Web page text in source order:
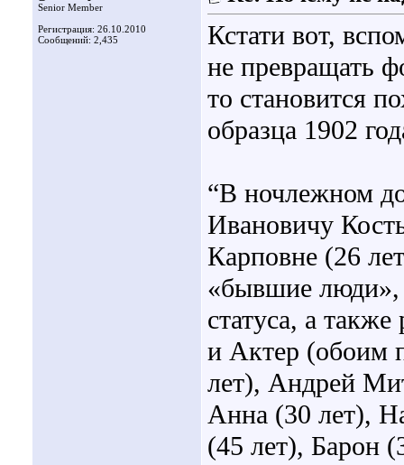
Senior Member
Регистрация: 26.10.2010
Сообщений: 2,435
Кстати вот,
не превращать
то становится
образца 1902
“В ночлежном
Ивановичу
Карповне (26
«бывшие люди»,
статуса, а
и Актер (обоим
лет), Андрей
Анна (30 лет),
(45 лет), Барон